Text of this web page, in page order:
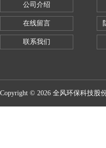
公司介绍
在线留言
联系我们
Copyright © 2026 全风环保科技股